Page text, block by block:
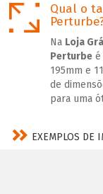
Qual o
Na Loja
Perturbeé
195mm e
de
para uma
EXEMPLOS DE